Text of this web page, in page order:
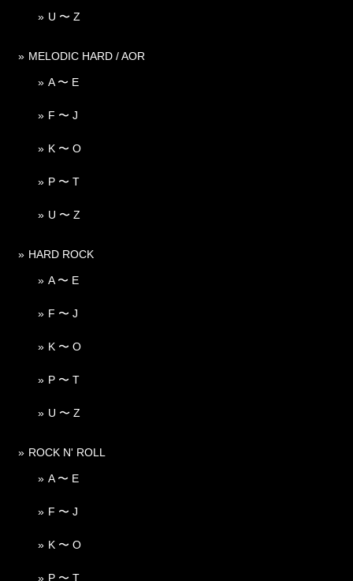
U 〜 Z
MELODIC HARD / AOR
A 〜 E
F 〜 J
K 〜 O
P 〜 T
U 〜 Z
HARD ROCK
A 〜 E
F 〜 J
K 〜 O
P 〜 T
U 〜 Z
ROCK N' ROLL
A 〜 E
F 〜 J
K 〜 O
P 〜 T